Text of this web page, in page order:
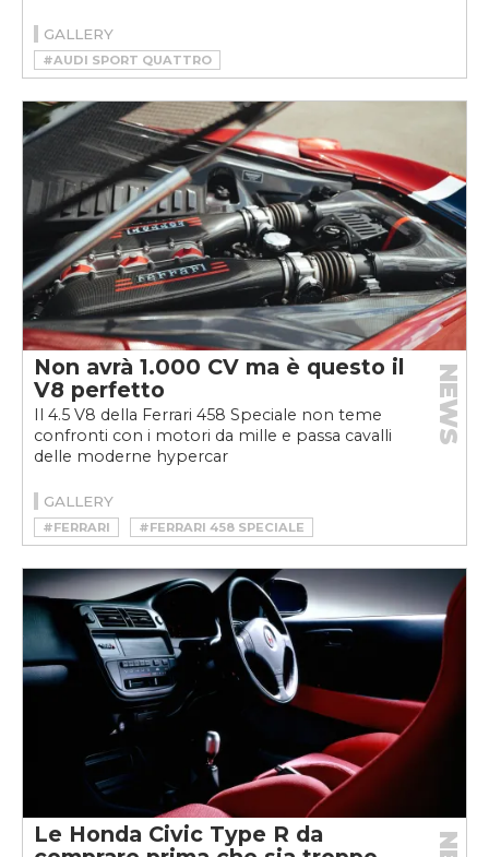
GALLERY
#AUDI SPORT QUATTRO
#HSR MANUFAKTUR
#RESTOMOD
Non avrà 1.000 CV ma è questo il
V8 perfetto
Il 4.5 V8 della Ferrari 458 Speciale non teme
confronti con i motori da mille e passa cavalli
delle moderne hypercar
NEWS
GALLERY
#FERRARI #FERRARI 458 SPECIALE
Le Honda Civic Type R da